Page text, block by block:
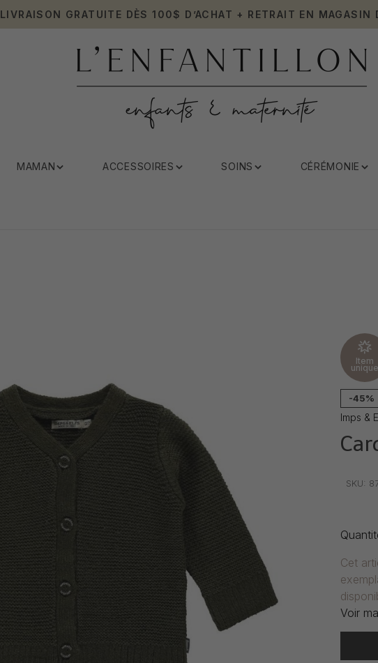
LIVRAISON GRATUITE DÈS 100$ D’ACHAT + RETRAIT EN MAGASIN
MAMAN ACCESSOIRES SOINS CÉRÉMONIE
Item
-45%
Imps &
SKU:
Cet
Voir